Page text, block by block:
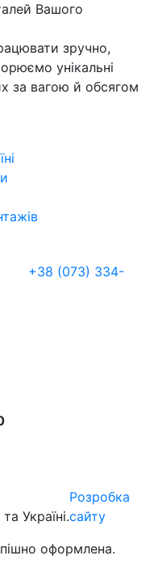
Вашого
зручно,
унікальні
за вагою й обсягом
+38 (073) 334-
Україні.
Розробка
сайту
оформлена.